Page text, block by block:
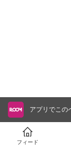
アプリでこの
フィード